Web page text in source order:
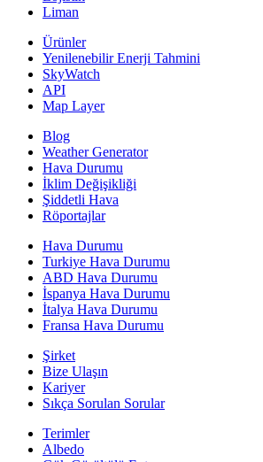
Liman
Ürünler
Yenilenebilir Enerji Tahmini
SkyWatch
API
Map Layer
Blog
Weather Generator
Hava Durumu
İklim Değişikliği
Şiddetli Hava
Röportajlar
Hava Durumu
Turkiye Hava Durumu
ABD Hava Durumu
İspanya Hava Durumu
İtalya Hava Durumu
Fransa Hava Durumu
Şirket
Bize Ulaşın
Kariyer
Sıkça Sorulan Sorular
Terimler
Albedo